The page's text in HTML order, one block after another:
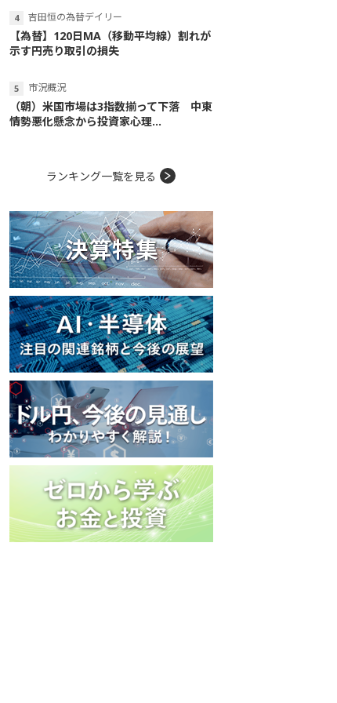
吉田恒の為替デイリー
【為替】120日MA（移動平均線）割れが
示す円売り取引の損失
市況概況
（朝）米国市場は3指数揃って下落 中東
情勢悪化懸念から投資家心理...
ランキング一覧を見る